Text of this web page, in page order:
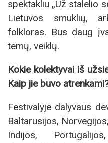
spektakliu „Už stalelio
Lietuvos smuklių,
folkloras. Bus daug
temų, veiklų.
Kokie kolektyvai iš
Kaip jie buvo
Festivalyje dalyvaus
Baltarusijos,
Indijos,